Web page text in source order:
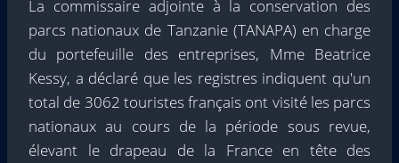
La commissaire adjointe à la conservation des
parcs nationaux de Tanzanie (TANAPA) en charge
du portefeuille des entreprises, Mme Beatrice
Kessy, a déclaré que les registres indiquent qu'un
total de 3062 touristes français ont visité les parcs
nationaux au cours de la période sous revue,
élevant le drapeau de la France en tête des